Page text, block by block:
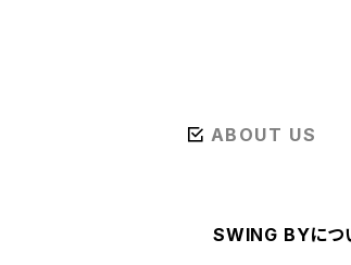
ABOUT US
SWING BYにつ